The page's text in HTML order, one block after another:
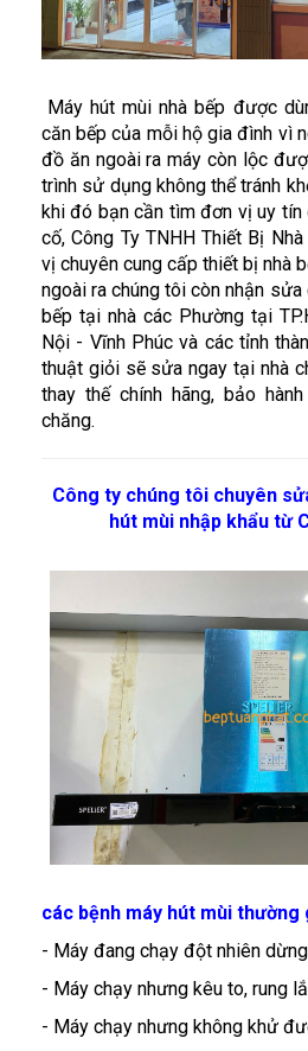
Máy hút mùi nhà bếp được
căn bếp của mỗi hộ gia đình vì
đồ ăn ngoài ra máy còn lộc
trình sử dụng không thể tránh
khi đó bạn cần tìm đơn vị uy tín
cố, Công Ty TNHH Thiết Bị
vị chuyên cung cấp thiết bị nhà
ngoài ra chúng tôi còn nhận
bếp tại nhà các Phường tại
Nội - Vĩnh Phúc và các tỉnh
thuật giỏi sẽ sửa ngay tại nhà
thay thế chính hãng, bảo
chăng.
Công ty chúng tôi chuyên
hút mùi nhập khẩu từ
các bệnh máy hút mùi thường
- Máy đang chạy đột nhiên
- Máy chạy nhưng kêu to, rung
- Máy chạy nhưng không khử